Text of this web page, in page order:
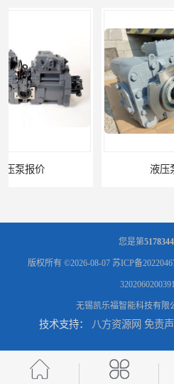
柱塞泵价格
您是第5178344
版权所有 ©2026-08-07 苏ICP备
无锡凯乐福智能科技有限
技术支持： 八方资源网 免责